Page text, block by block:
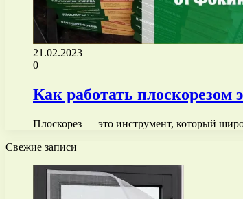
21.02.2023
0
Как работать плоскорезом
Плоскорез — это инструмент, который
Свежие записи